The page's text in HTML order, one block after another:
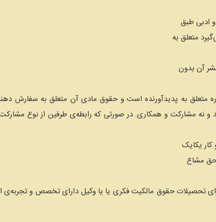
ادبی طبق
متعلق به
متعلق به پدیدآورنده است و حقوق مادی آن متعلق به سفارش
و نه مشارکت و همکاری. در صورتی که رابطه‌ی طرفین از نوع
حق مشاع
تحصیلات حقوق مالکیت فکری یا یا وکیل دارای تخصص و تجربه‌ی